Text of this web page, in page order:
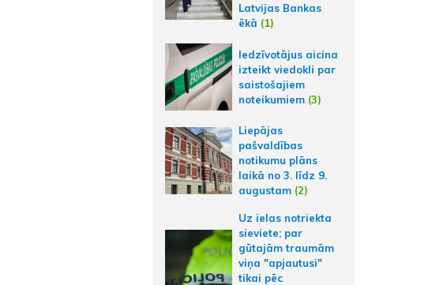
Latvijas Bankas
ēkā (1)
Iedzīvotājus aicina
izteikt viedokli par
saistošajiem
noteikumiem (3)
Liepājas
pašvaldības
notikumu plāns
laikā no 3. līdz 9.
augustam (2)
Uz ielas notriekta
sieviete; par
gūtajām traumām
viņa "apjautusi"
tikai pēc